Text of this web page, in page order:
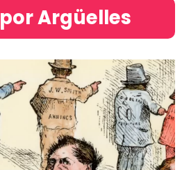
por Argüelles​